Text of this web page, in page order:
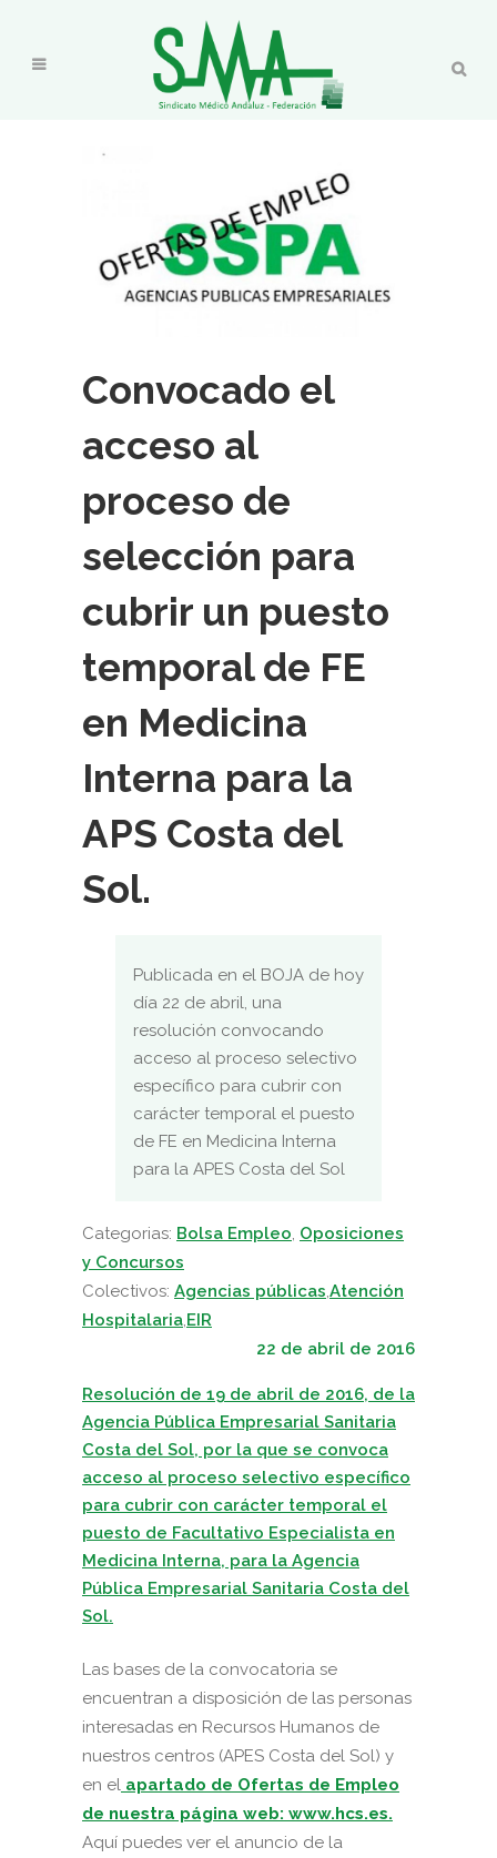
Convocado el
acceso al
proceso de
selección para
cubrir un puesto
temporal de FE
en Medicina
Interna para la
APS Costa del
Sol.
Publicada en el BOJA de hoy
día 22 de abril, una
resolución convocando
acceso al proceso selectivo
específico para cubrir con
carácter temporal el puesto
de FE en Medicina Interna
para la APES Costa del Sol
Categorias: Bolsa Empleo, Oposiciones
y Concursos
Colectivos: Agencias públicas,Atención
Hospitalaria,EIR
22 de abril de 2016
Resolución de 19 de abril de 2016, de la
Agencia Pública Empresarial Sanitaria
Costa del Sol, por la que se convoca
acceso al proceso selectivo específico
para cubrir con carácter temporal el
puesto de Facultativo Especialista en
Medicina Interna, para la Agencia
Pública Empresarial Sanitaria Costa del
Sol.
Las bases de la convocatoria se
encuentran a disposición de las personas
interesadas en Recursos Humanos de
nuestros centros (APES Costa del Sol) y
en el apartado de Ofertas de Empleo
de nuestra página web: www.hcs.es.
Aquí puedes ver el anuncio de la